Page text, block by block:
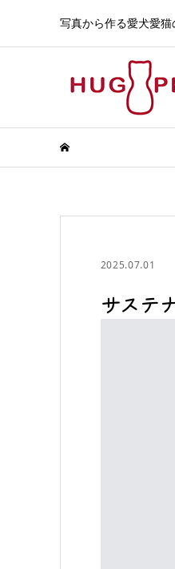
写真から作る愛犬愛
2025.07.01
サステ